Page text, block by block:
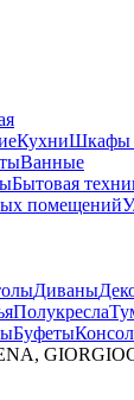
КухниШкафы
Ванные
Бытовая
помещений
Диваны
Полукресла
Буфеты